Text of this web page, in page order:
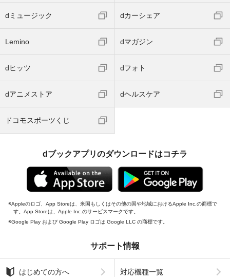
dミュージック dカーシェア
Lemino dマガジン
dヒッツ dフォト
dアニメストア dヘルスケア
ドコモスポーツくじ
dブックアプリのダウンロードはコチラ
Appleのロゴ、App Storeは、米国もしくはその他の国や地域におけるApple Inc.の商標で
す。App Storeは、Apple Inc.のサービスマークです。
Google Play および Google Play ロゴは Google LLC の商標です。
サポート情報
はじめての方へ 対応機種一覧